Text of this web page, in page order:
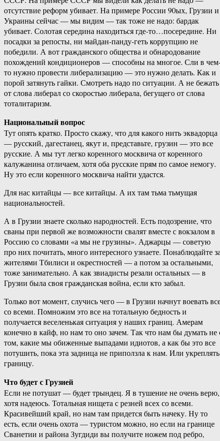
отсутствие реформ убивает. На примере России 90ых, Грузии и
Украины сейчас — мы видим — так тоже не надо: бардак
убивает. Солотая середина находиться где-то…посередине. Ни
посадки за репосты, ни майдан-панду-геть коррупцию не
победили. А вот гражданского общества и обнародование
похождений кондиционеров — способны на многое. Сли в
то нужно провести либерализацию — это нужно делать. Как и
порой затянуть гайки. Смотреть надо по ситуации. А не бежать
от слова либерал со скоростью либерала, бегущего от слова
тоталитаризм.
Национальный вопрос
Тут опять кратко. Просто скажу, что для какого нить эквадорца
— русский, дагестанец, якут и, представьте, грузин — это все
русские. А мы тут легко коренного москвича от коренного
калужанина отличаем, хотя оба русские прям по самое немогу.
Ну это если коренного москвича найти удастся.
Для нас китайцы — все китайцы. А их там тьма тьмущая
национальностей.
А в Грузии знаете сколько народностей. Есть подозрение, что
сваны при первой же возможности свалят вместе с вокзалом в
Россию со словами «а мы не грузины». Аджарцы — советую
про них почитать, много интересного узнаете. Понаблюдайте
жителями Тбилиси и окрестностей — а потом за остальными,
тоже занимательно. А как звиадисты резали остальных — в
Грузии была своя гражданская война, если кто забыл.
Только вот момент, случись чего — в Грузии начнут воевать
со всеми. Помножим это все на тотальную бедность и
получается веселенькая ситуация у наших границ. Амерам
конечно в кайф, но нам то оно зачем. Так что нам бы думать не
том, какие мы обиженные выпадами идиотов, а как бы это все
потушить, пока эта задница не приползла к нам. Или укреплять
границу.
Что будет с Грузией
Если не потушат — будет трындец. Я в тушение не очень верю,
хотя надеюсь. Тотальная нищета с резней всех со всеми.
Красивейший край, но нам там придется быть начеку. Ну то
есть, если очень охота — туристом можно, но если на границе
Сванетии и района Зугдиди вы получите ножем под ребро,